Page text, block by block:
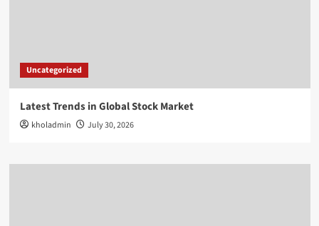
Uncategorized
Latest Trends in Global Stock Market
kholadmin July 30, 2026